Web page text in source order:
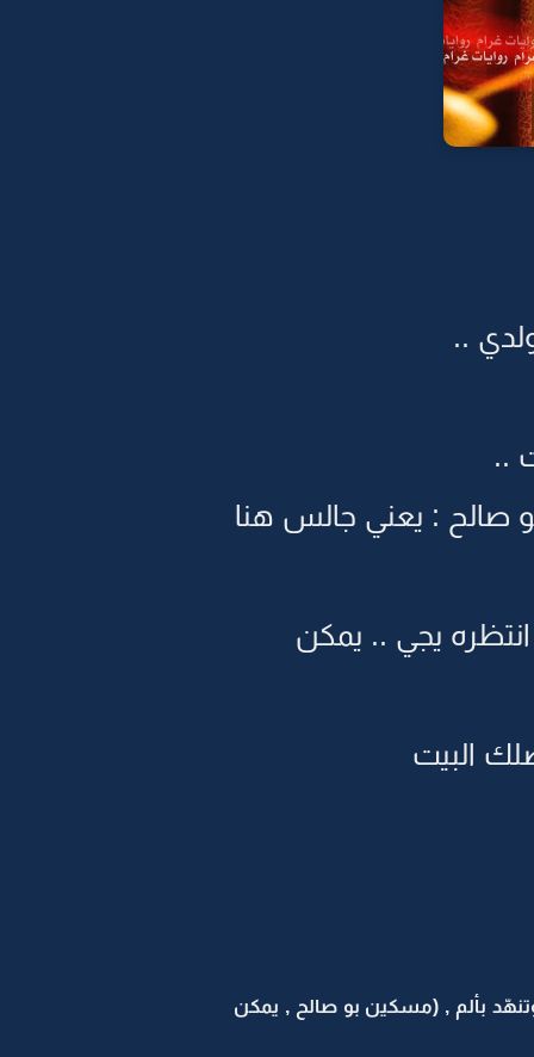
..
: يعني جالس هنا
يجي .. يمكن
البيت
بألم , (مسكين بو صالح , يمكن